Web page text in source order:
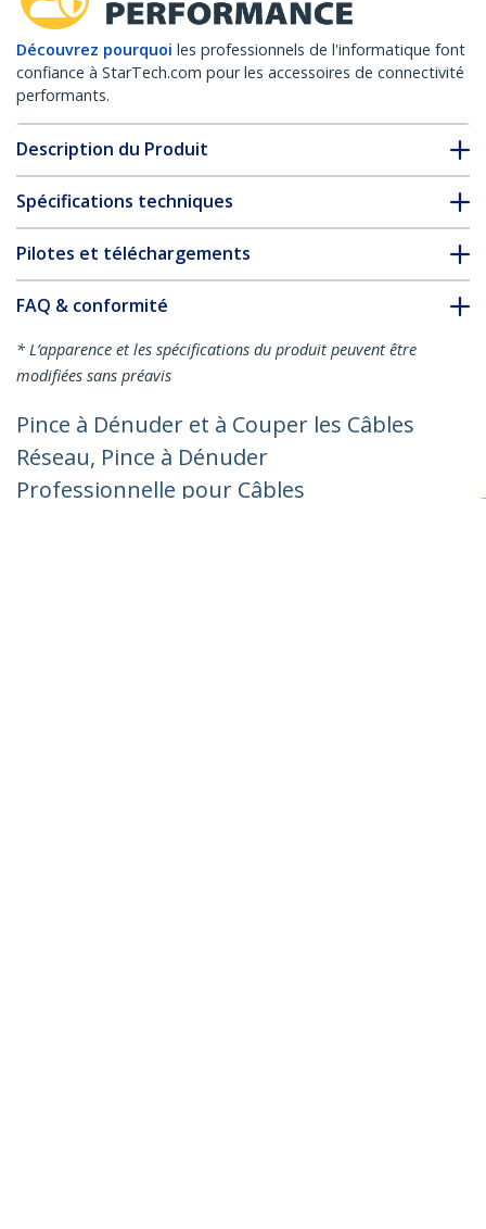
Découvrez pourquoi les professionnels de l'informatique font
confiance à StarTech.com pour les accessoires de connectivité
performants.
Description du Produit
Spécifications techniques
Pilotes et téléchargements
FAQ & conformité
* L’apparence et les spécifications du produit peuvent être
modifiées sans préavis
Pince à Dénuder et à Couper les Câbles
Réseau, Pince à Dénuder
Professionnelle pour Câbles